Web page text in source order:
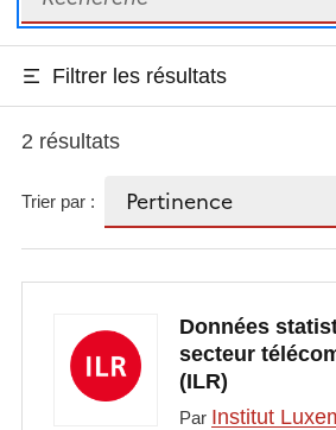
Filtrer les résultats
2 résultats
Trier par :
Données
secteur
(ILR)
Par Institut